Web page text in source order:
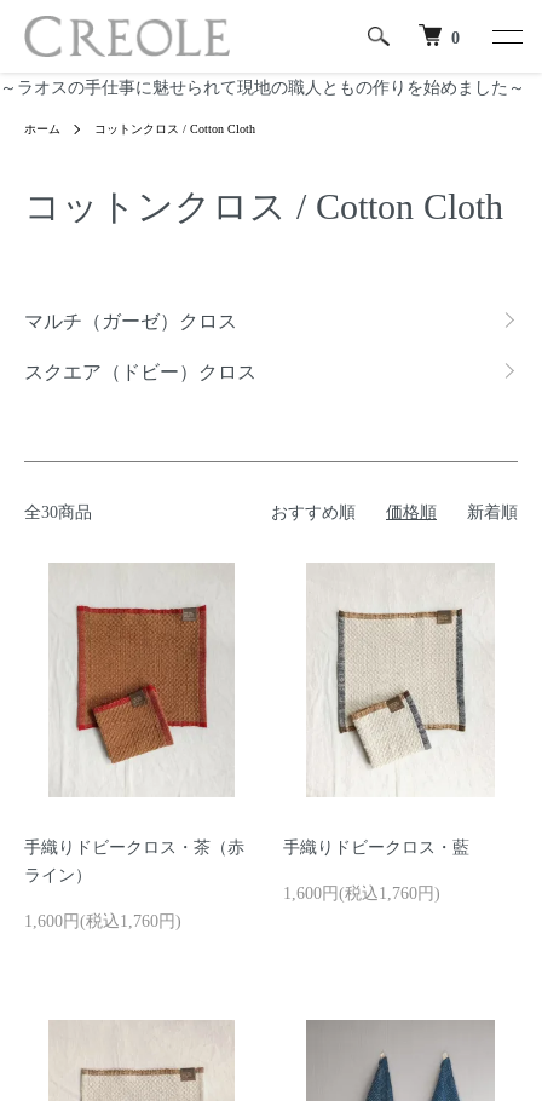
～ラオスの手仕事に魅せられて現地の職人ともの作りを始めました～
0
ホーム コットンクロス / Cotton Cloth
コットンクロス / Cotton Cloth
マルチ（ガーゼ）クロス
スクエア（ドビー）クロス
全30商品 おすすめ順 価格順 新着順
手織りドビークロス・茶（赤
ライン）
1,600円(税込1,760円)
手織りドビークロス・藍
1,600円(税込1,760円)